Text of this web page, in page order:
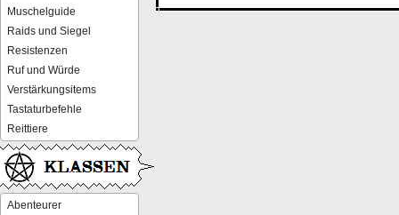
Muschelguide
Raids und Siegel
Resistenzen
Ruf und Würde
Verstärkungsitems
Tastaturbefehle
Reittiere
Abenteurer